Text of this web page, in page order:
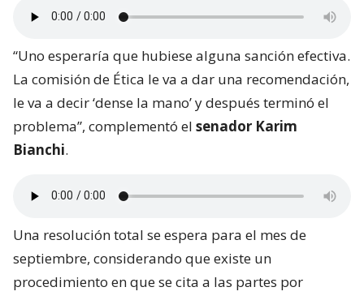
“Uno esperaría que hubiese alguna sanción efectiva.
La comisión de Ética le va a dar una recomendación,
le va a decir ‘dense la mano’ y después terminó el
problema”, complementó el senador Karim
Bianchi.
Una resolución total se espera para el mes de
septiembre, considerando que existe un
procedimiento en que se cita a las partes por